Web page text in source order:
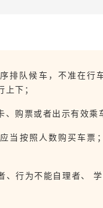
排队候车，不准在行
上下；
、购票或者出示有效乘
当按照人数购买车
、行为不能自理者、